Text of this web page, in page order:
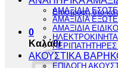
Επιστροφή στο
0
Καλάθι
ΑΜΑΞΙΔΙΑ
ΑΜΑΞΙΔΙΑ
ΑΜΑΞΙΔΙΑ
ΠΕΡΙΠΑΤΗΤΗΡΕΣ
ΑΚΟΥΣΤΙΚΑ
ΕΠΙΛΟΓΗ